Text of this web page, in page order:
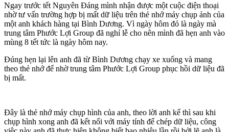
Ngay trước tết Nguyên Đáng mình nhận được một cuộc điện thoại
nhờ tư vấn trường hợp bị mất dữ liệu trên thẻ nhớ máy chụp ảnh của
một anh khách hàng tại Bình Dương. Vì ngày hôm đó là ngày mà
trung tâm Phước Lợi Group đã nghỉ lễ cho nên mình đã hẹn anh vào
mùng 8 tết tức là ngày hôm nay.
Đúng hẹn lại lên anh đã từ Bình Dương chạy xe xuống và mang
theo thẻ nhớ để nhờ trung tâm Phước Lợi Group phục hồi dữ liệu đã
bị mất.
Đây là thẻ nhớ máy chụp hình của anh, theo lời anh kể thì sau khi
chụp hình xong anh đã kết nối với máy tính để chép dữ liệu, công